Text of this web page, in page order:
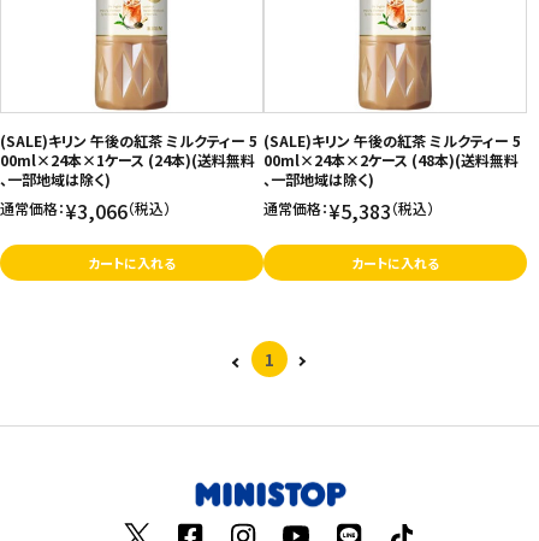
(SALE)キリン 午後の紅茶 ミルクティー 5
00ml×24本×1ケース (24本)(送料無料
、一部地域は除く)
通常価格：¥3,066（税込）
カートに入れる
(SALE)キリン 午後の紅茶 ミルクティー 5
00ml×24本×2ケース (48本)(送料無料
、一部地域は除く)
通常価格：¥5,383（税込）
カートに入れる
1